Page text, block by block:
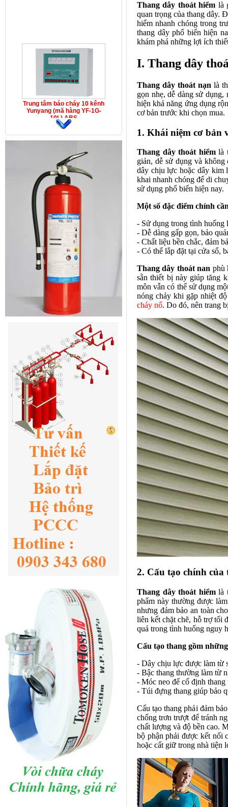
Trung tâm báo cháy 10 kênh
Yunyang (mã hàng YF-1G-
10L) ABS
Thang dây thoát hiểm là
quan trọng của thang dây.
hiểm nhanh chóng trong
thang dây phổ biến hiện
khám phá những lợi ích
I. Thang dây
Thang dây thoát nạn là
gọn nhẹ, dễ dàng sử
hiện khả năng ứng dụng
cơ bản trước khi chọn mua.
1. Khái niệm cơ bản
Thang dây thoát hiểmlà
giản, dễ sử dụng và
dây chịu lực hoặc dây kim
khai nhanh chóng để di
sử dụng phổ biến hiện nay.
Một số đặc điểm chính
- Sử dụng trong tình huống
- Dễ dàng gấp gọn, bảo
- Chất liệu bền chắc, đảm
- Có thể lắp đặt tại cửa sổ,
Thang dây thoát nan phù
sẵn thiết bị này giúp tăng
môn vẫn có thể sử dụng
nóng chảy khi gặp nhiệt
cháy nổ. Do đó, nên trang
2. Cấu tạo chính của
Thang dây thoát hiểmlà
phẩm này thường được
nhưng đảm bảo an toàn
liên kết chặt chẽ, hỗ trợ tối
quả trong tình huống nguy
Cấu tạo thang gồm
- Dây chịu lực được làm từ
- Bậc thang thường làm từ
- Móc neo để cố định
- Túi đựng thang giúp bảo
Cấu tạo thang phải đảm
chống trơn trượt để tránh
chất lượng và độ bền cao.
bộ phận phải được kết nối
hoặc cất giữ trong nhà tiện